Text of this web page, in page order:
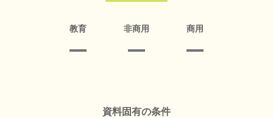
教育 非商用 商用
資料固有の条件